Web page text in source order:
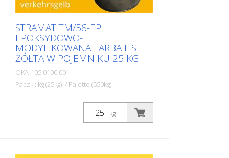
STRAMAT TM/56-EP
EPOKSYDOWO-
MODYFIKOWANA FARBA HS
ŻÓŁTA W POJEMNIKU 25 KG
OKA-105.0100.001
Paczki: kg (25kg) / Palette (550kg)
Dwuskładnikowa farba do znakowania
dróg STRAMAT 2-K-TM/56 EP jest
dodatkowo modyfikowana epoksydami,
szczególnie popularny do stosowania na
kg